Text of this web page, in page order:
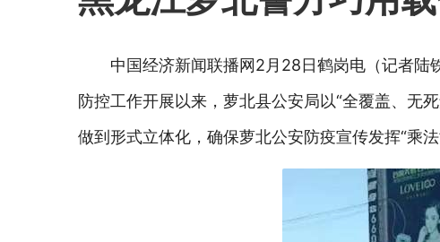
中国经济新闻联播网2月28日鹤岗电（记者陆
防控工作开展以来，萝北县公安局以“全覆盖、无
做到形式立体化，确保萝北公安防疫宣传发挥“乘法